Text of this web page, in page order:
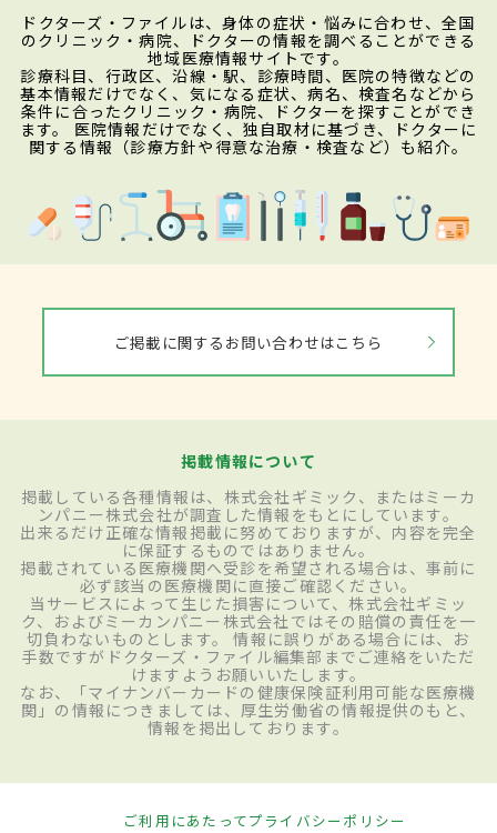
ドクターズ・ファイルは、身体の症状・悩みに合わせ、全国
のクリニック・病院、ドクターの情報を調べることができる
地域医療情報サイトです。
診療科目、行政区、沿線・駅、診療時間、医院の特徴などの
基本情報だけでなく、気になる症状、病名、検査名などから
条件に合ったクリニック・病院、ドクターを探すことができ
ます。 医院情報だけでなく、独自取材に基づき、ドクターに
関する情報（診療方針や得意な治療・検査など）も紹介。
ご掲載に関するお問い合わせはこちら
掲載情報について
掲載している各種情報は、株式会社ギミック、またはミーカ
ンパニー株式会社が調査した情報をもとにしています。
出来るだけ正確な情報掲載に努めておりますが、内容を完全
に保証するものではありません。
掲載されている医療機関へ受診を希望される場合は、事前に
必ず該当の医療機関に直接ご確認ください。
当サービスによって生じた損害について、株式会社ギミッ
ク、およびミーカンパニー株式会社ではその賠償の責任を一
切負わないものとします。 情報に誤りがある場合には、お
手数ですがドクターズ・ファイル編集部までご連絡をいただ
けますようお願いいたします。
なお、「マイナンバーカードの健康保険証利用可能な医療機
関」の情報につきましては、厚生労働省の情報提供のもと、
情報を掲出しております。
ご利用にあたってプライバシーポリシー